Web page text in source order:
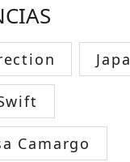
Japa
Camargo